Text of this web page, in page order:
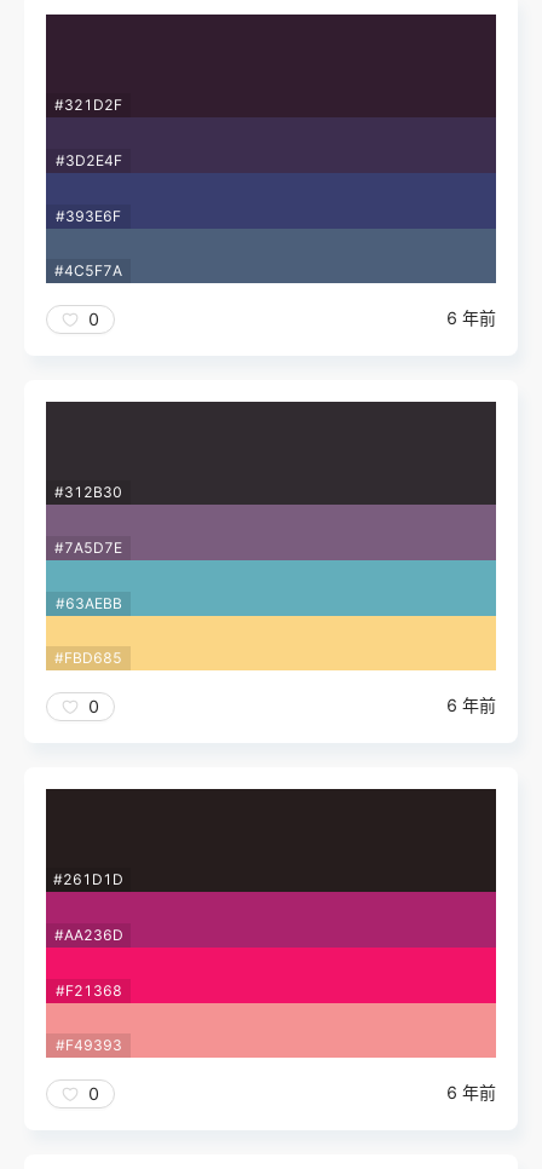
#321D2F
#3D2E4F
#393E6F
#4C5F7A
0 6 年前
#312B30
#7A5D7E
#63AEBB
#FBD685
0 6 年前
#261D1D
#AA236D
#F21368
#F49393
0 6 年前